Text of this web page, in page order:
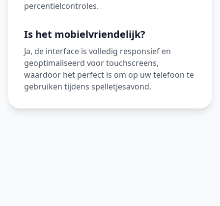
percentielcontroles.
Is het mobielvriendelijk?
Ja, de interface is volledig responsief en
geoptimaliseerd voor touchscreens,
waardoor het perfect is om op uw telefoon te
gebruiken tijdens spelletjesavond.